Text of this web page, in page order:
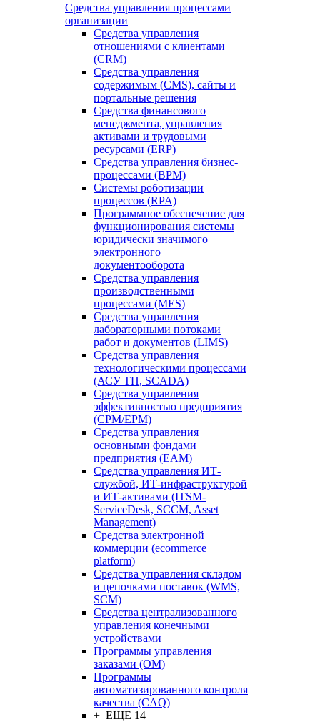
Средства управления процессами
организации
Средства управления
отношениями с клиентами
(CRM)
Средства управления
содержимым (CMS), сайты и
портальные решения
Средства финансового
менеджмента, управления
активами и трудовыми
ресурсами (ERP)
Средства управления бизнес-
процессами (BPM)
Системы роботизации
процессов (RPA)
Программное обеспечение для
функционирования системы
юридически значимого
электронного
документооборота
Средства управления
производственными
процессами (MES)
Средства управления
лабораторными потоками
работ и документов (LIMS)
Средства управления
технологическими процессами
(АСУ ТП, SCADA)
Средства управления
эффективностью предприятия
(CPM/EPM)
Средства управления
основными фондами
предприятия (EAM)
Средства управления ИТ-
службой, ИТ-инфраструктурой
и ИТ-активами (ITSM-
ServiceDesk, SCCM, Asset
Management)
Средства электронной
коммерции (ecommerce
platform)
Средства управления складом
и цепочками поставок (WMS,
SCM)
Средства централизованного
управления конечными
устройствами
Программы управления
заказами (OM)
Программы
автоматизированного контроля
качества (CAQ)
+ ЕЩЕ 14